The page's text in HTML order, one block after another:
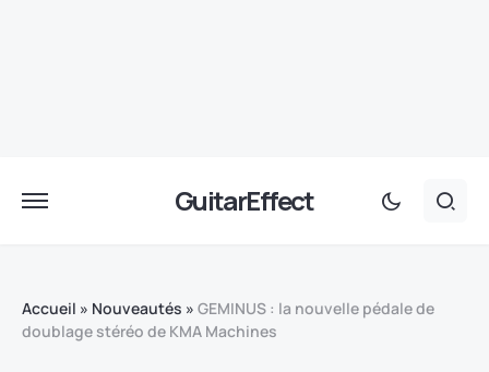
GuitarEffect
Accueil » Nouveautés » GEMINUS : la nouvelle pédale de
doublage stéréo de KMA Machines